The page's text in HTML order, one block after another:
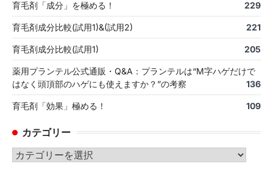
育毛剤「成分」を極める！ 229
育毛剤成分比較(試用1)&(試用2) 221
育毛剤成分比較(試用1) 205
薬用プランテル公式通販・Q&A：プランテルは“M字ハゲだけで
はなく頭頂部のハゲにも使えますか？”の考察
136
育毛剤「効果」極める！ 109
カテゴリー
カ